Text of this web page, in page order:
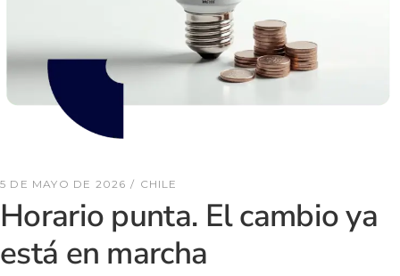
5 DE MAYO DE 2026 CHILE
Horario punta. El cambio ya
está en marcha